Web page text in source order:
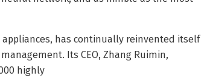
has continually reinvented itself
Its CEO, Zhang Ruimin,
highly